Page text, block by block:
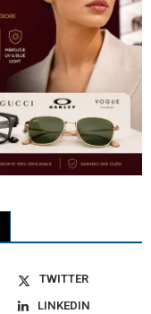
TWITTER
LINKEDIN